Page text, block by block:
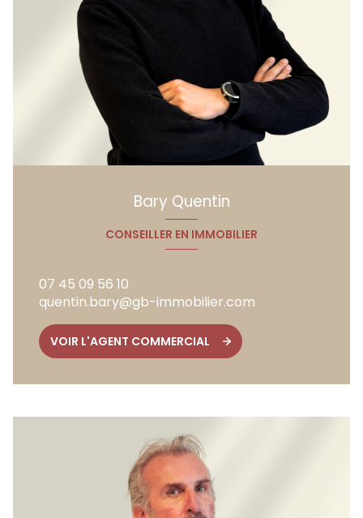
Bary Quentin
CONSEILLER EN IMMOBILIER
07 45 09 56 10
quentin.bary@gb-immobilier.com
VOIR L'AGENT COMMERCIAL